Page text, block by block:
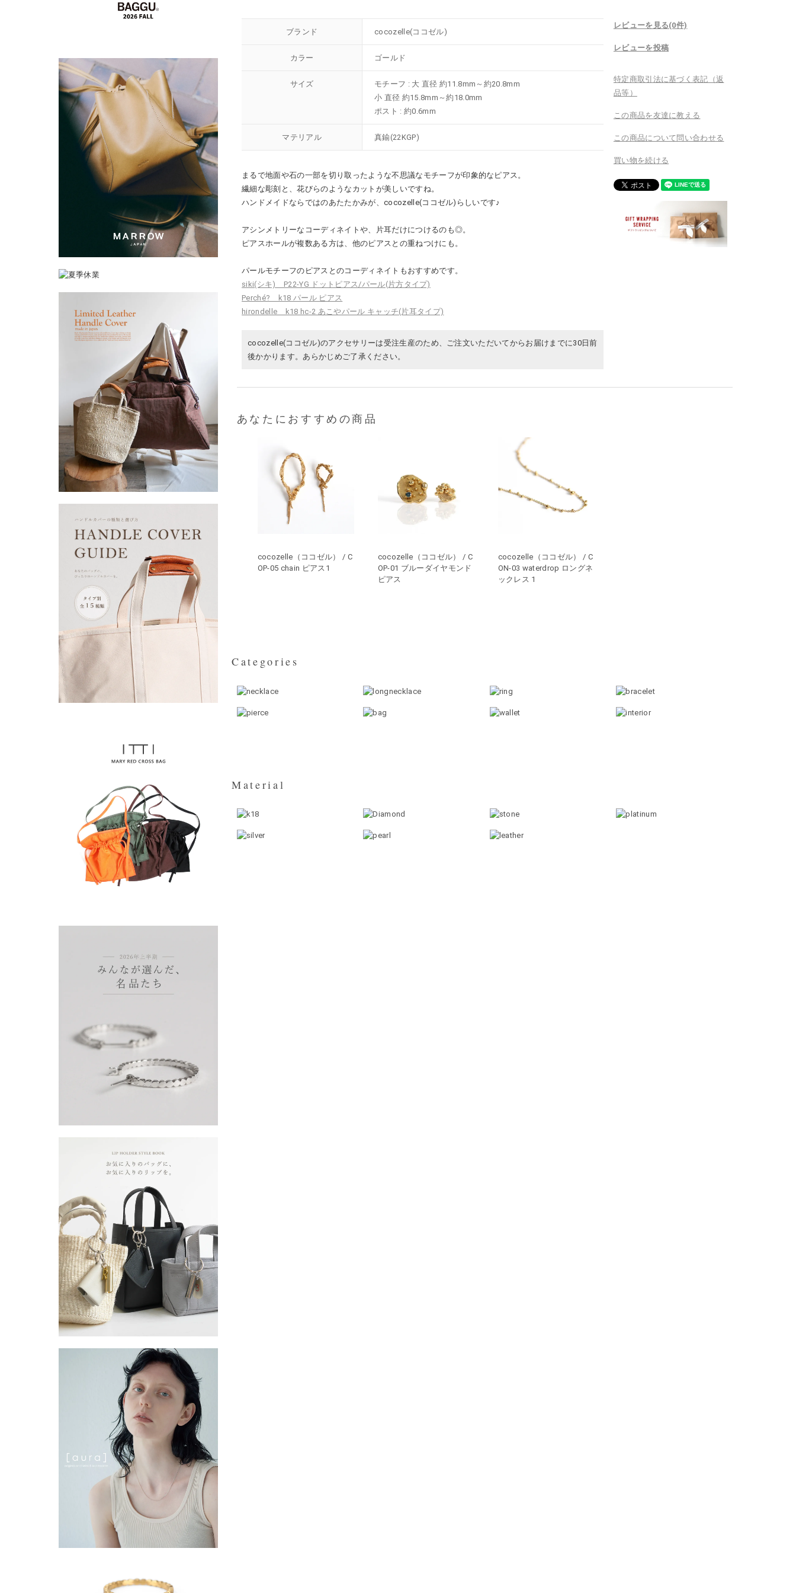
ブランド cocozelle(ココゼル)
カラー ゴールド
サイズ
モチーフ : 大 直径 約11.8mm～約20.8mm
小 直径 約15.8mm～約18.0mm
ポスト : 約0.6mm
マテリアル 真鍮(22KGP)
まるで地面や石の一部を切り取ったような不思議なモチーフが印象的なピアス。
繊細な彫刻と、花びらのようなカットが美しいですね。
ハンドメイドならではのあたたかみが、cocozelle(ココゼル)らしいです♪
アシンメトリーなコーディネイトや、片耳だけにつけるのも◎。
ピアスホールが複数ある方は、他のピアスとの重ねつけにも。
パールモチーフのピアスとのコーディネイトもおすすめです。
siki(シキ) P22-YG ドットピアス/パール(片方タイプ)
Perché? k18 パール ピアス
hirondelle k18 hc-2 あこやパール キャッチ(片耳タイプ)
cocozelle(ココゼル)のアクセサリーは受注生産のため、ご注文いただいてからお届けまでに30日前
後かかります。あらかじめご了承ください。
レビューを見る(0件)
レビューを投稿
特定商取引法に基づく表記（返
品等）
この商品を友達に教える
この商品について問い合わせる
買い物を続ける
あなたにおすすめの商品
cocozelle（ココゼル） / C
OP-05 chain ピアス1
cocozelle（ココゼル） / C
OP-01 ブルーダイヤモンド
ピアス
cocozelle（ココゼル） / C
ON-03 waterdrop ロングネ
ックレス 1
Categories
Material